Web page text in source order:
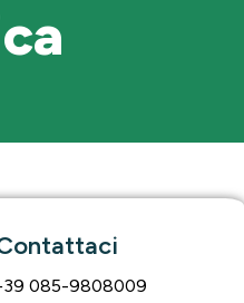
085-9808009